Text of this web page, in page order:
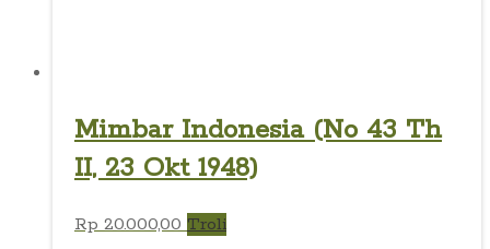
Mimbar Indonesia (No 43 Th
II, 23 Okt 1948)
Rp20.000,00 Troli